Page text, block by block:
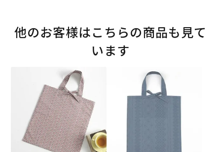
他のお客様はこちらの商品も見て
います